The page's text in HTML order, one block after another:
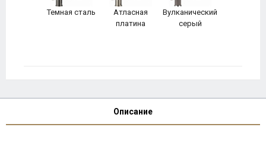
Темная сталь
Атласная
платина
Вулканический
серый
Описание